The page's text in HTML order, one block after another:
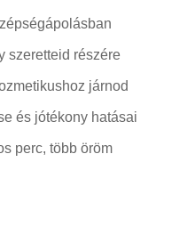
szeretteid részére
járnod
és jótékony hatásai
perc, több öröm